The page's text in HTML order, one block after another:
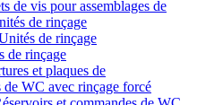
de vis pour assemblages de
de rinçage
de rinçage
de rinçage
et plaques de
de WC avec rinçage forcé